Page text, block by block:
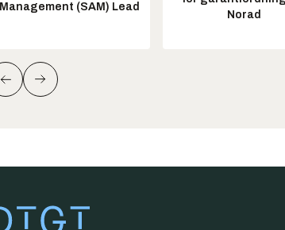
Management (SAM) Lead
Norad